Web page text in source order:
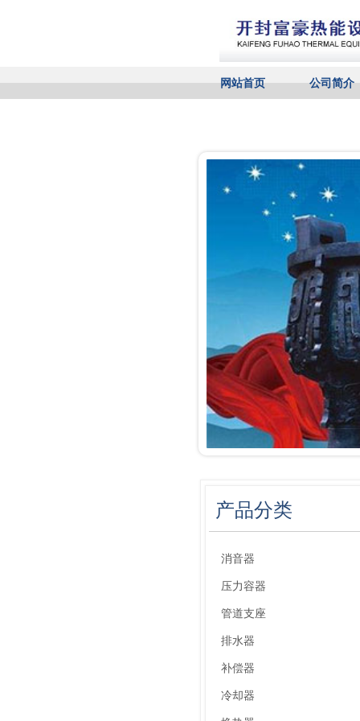
网站首页 公司简介
产品分类
消音器
压力容器
管道支座
排水器
补偿器
冷却器